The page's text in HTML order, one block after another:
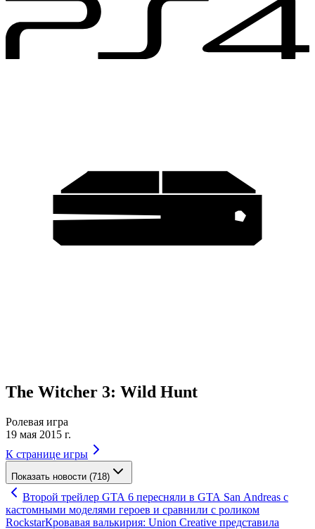
The Witcher 3: Wild Hunt
Ролевая игра
19 мая 2015 г.
К странице игры
Показать новости (718)
Второй трейлер GTA 6 пересняли в GTA San Andreas с
кастомными моделями героев и сравнили с роликом
RockstarКровавая валькирия: Union Creative представила